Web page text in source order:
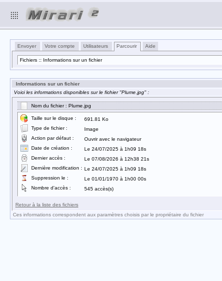
Envoyer Votre compte Utilisateurs Parcourir Aide
Fichiers :: Informations sur un fichier
Informations sur un fichier
Voici les informations disponibles sur le fichier "Plume.jpg" :
Nom du fichier : Plume.jpg
Taille sur le disque :
691.81 Ko
Type de fichier :
Image
Action par défaut :
Ouvrir avec le navigateur
Date de création :
Le 24/07/2025 à 1h09 18s
Dernier accès :
Le 07/08/2026 à 12h38 21s
Dernière modification : Le 24/07/2025 à 1h09 18s
Suppression le :
Le 01/01/1970 à 1h00 00s
Nombre d'accès :
545 accès(s)
Retour à la liste des fichiers
Ces informations correspondent aux paramètres choisis par le propriétaire du fichier